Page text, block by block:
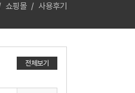
쇼핑몰 사용후기
전체보기